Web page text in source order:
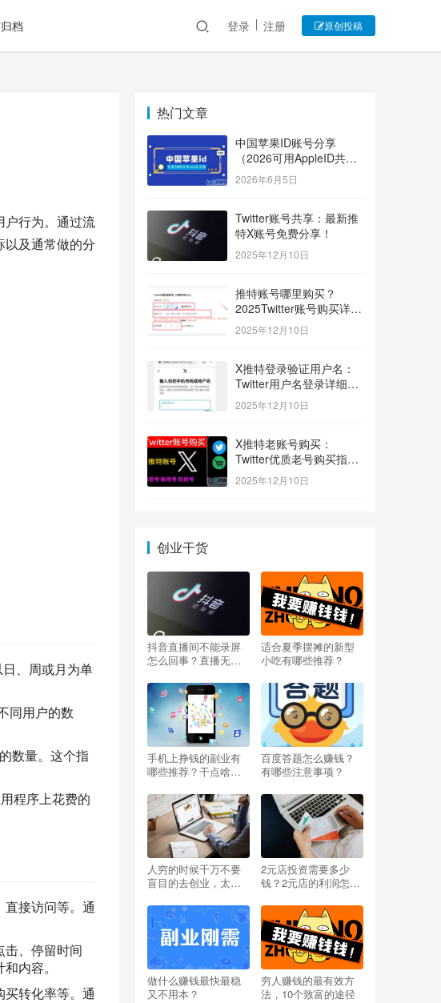
档 登录 注册 原创投稿
户行为。通过流
及通常做的分
、周或月为单
同用户的数
数量。这个指
程序上花费的
接访问等。通
击、停留时间
内容。
转化率等。通
热门文章
中国苹果ID账号分享
（2026可用AppleID共享
账号）
2026年6月5日
Twitter账号共享：最新推
特X账号免费分享！
2025年12月10日
推特账号哪里购买？
2025Twitter账号购买详细
指南！
2025年12月10日
X推特登录验证用户名：
Twitter用户名登录详细指
南！
2025年12月10日
X推特老账号购买：
Twitter优质老号购买指
南！
2025年12月10日
创业干货
抖音直播间不能录屏
怎么回事？直播无法
适合夏季摆摊的新型
小吃有哪些推荐？
手机上挣钱的副业有
哪些推荐？干点啥能
百度答题怎么赚钱？
有哪些注意事项？
人穷的时候千万不要
盲目的去创业，太扎
2元店投资需要多少
钱？2元店的利润怎么
钱？
做什么赚钱最快最稳
又不用本？
穷人赚钱的最有效方
法，10个致富的途径